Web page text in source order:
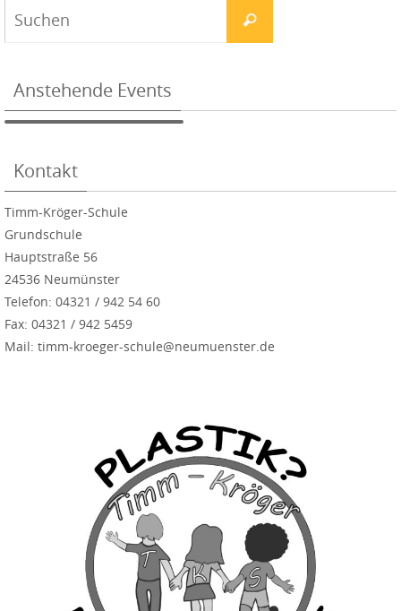
Anstehende Events
Kontakt
Timm-Kröger-Schule
Grundschule
Hauptstraße 56
24536 Neumünster
Telefon: 04321 / 942 54 60
Fax: 04321 / 942 5459
Mail: timm-kroeger-schule@neumuenster.de